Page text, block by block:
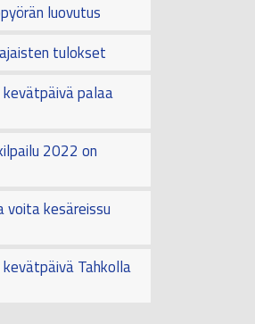
luovutus
tulokset
palaa
2022 on
voita kesäreissu
Tahkolla